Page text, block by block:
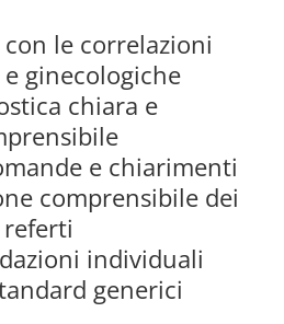
le correlazioni
ginecologiche
chiara e
e chiarimenti
comprensibile dei
referti
individuali
generici